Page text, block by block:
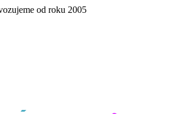
od roku 2005